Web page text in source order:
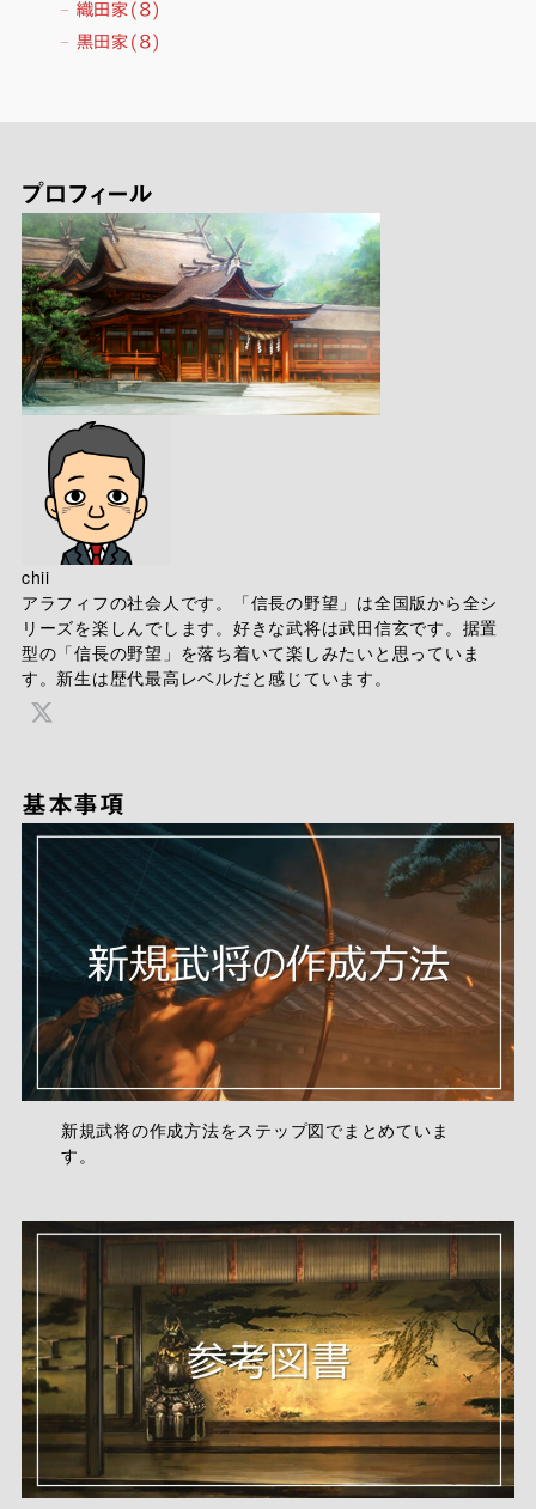
織田家 (8)
黒田家 (8)
プロフィール
chii
アラフィフの社会人です。「信長の野望」は全国版から全シ
リーズを楽しんでします。好きな武将は武田信玄です。据置
型の「信長の野望」を落ち着いて楽しみたいと思っていま
す。新生は歴代最高レベルだと感じています。
基本事項
新規武将の作成方法をステップ図でまとめていま
す。